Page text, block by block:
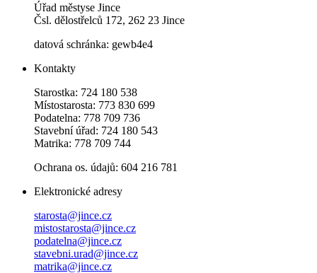
Úřad městyse Jince
Čsl. dělostřelců 172, 262 23 Jince
datová schránka: gewb4e4
Kontakty
Starostka: 724 180 538
Místostarosta: 773 830 699
Podatelna: 778 709 736
Stavební úřad: 724 180 543
Matrika: 778 709 744
Ochrana os. údajů: 604 216 781
Elektronické adresy
starosta@jince.cz
mistostarosta@jince.cz
podatelna@jince.cz
stavebni.urad@jince.cz
matrika@jince.cz